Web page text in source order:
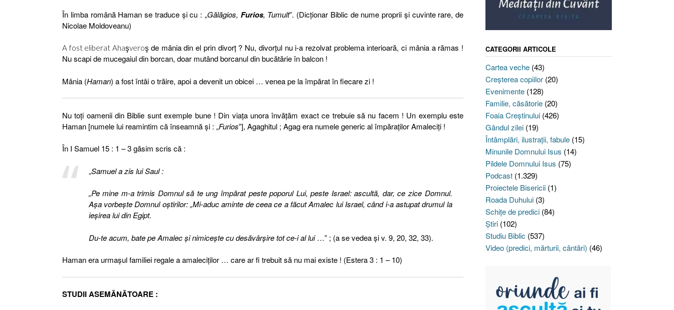
În limba română Haman se traduce şi cu : „Gălăgios, Furios, Tumult”. (Dicţionar Biblic de nume proprii şi cuvinte rare, de
Nicolae Moldoveanu)
A fost eliberatAhaşveroş de mânia din el prin divorţ ? Nu, divorţul nu i-a rezolvat problema interioară, ci mânia a rămas !
Nu scapi de mucegaiul din borcan, doar mutând borcanul din bucătărie în balcon !
Mânia (Haman) a fost întâi o trăire, apoi a devenit un obicei … venea pe la împărat în fiecare zi !
Nu toţi oamenii din Biblie sunt exemple bune ! Din viaţa unora învăţăm exact ce trebuie să nu facem ! Un exemplu este
Haman [numele lui reamintim că înseamnă şi : „Furios”], Agaghitul ; Agag era numele generic al împăraţilor Amaleciţi !
În I Samuel 15 : 1 – 3 găsim scris că :
„Samuel a zis lui Saul :
„Pe mine m-a trimis Domnul să te ung împărat peste poporul Lui, peste Israel: ascultă, dar, ce zice Domnul.
Aşa vorbeşte Domnul oştirilor: „Mi-aduc aminte de ceea ce a făcut Amalec lui Israel, când i-a astupat drumul la
ieşirea lui din Egipt.
Du-te acum, bate pe Amalec şi nimiceşte cu desăvârşire tot ce-i al lui…” ; (a se vedea şi v. 9, 20, 32, 33).
Haman era urmaşul familiei regale a amaleciţilor … care ar fi trebuit să nu mai existe ! (Estera 3 : 1 – 10)
STUDII ASEMĂNĂTOARE :
CATEGORII ARTICOLE
Cartea veche(43)
Creşterea copiilor(20)
Evenimente(128)
Familie, căsătorie(20)
Foaia Creştinului(426)
Gândul zilei(19)
Întâmplări, ilustraţii, fabule(15)
Minunile Domnului Isus (14)
Pildele Domnului Isus (75)
Podcast(1.329)
Proiectele Bisericii(1)
Roada Duhului(3)
Schiţe de predici(84)
Ştiri(102)
Studiu Biblic (537)
Video (predici, mărturii, cântări) (46)